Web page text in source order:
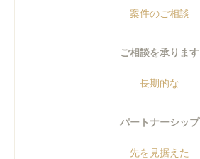
案件のご相談
ご相談を承ります
長期的な
パートナーシップ
先を見据えた